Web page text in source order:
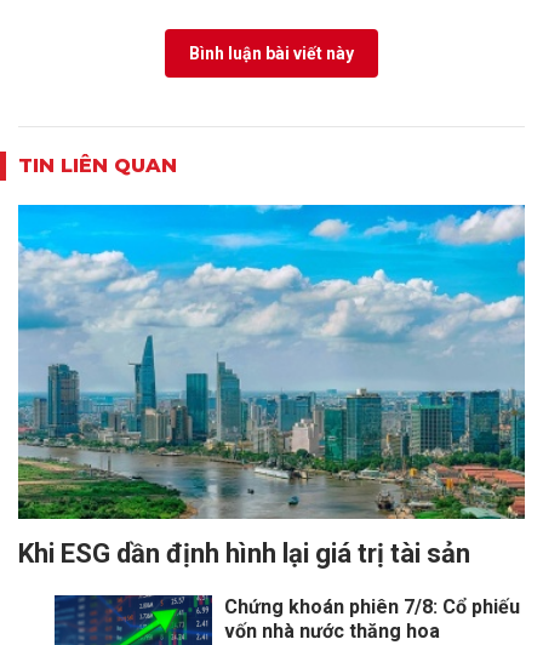
Bình luận bài viết này
TIN LIÊN QUAN
Khi ESG dần định hình lại giá trị tài sản
Chứng khoán phiên 7/8: Cổ phiếu
vốn nhà nước thăng hoa